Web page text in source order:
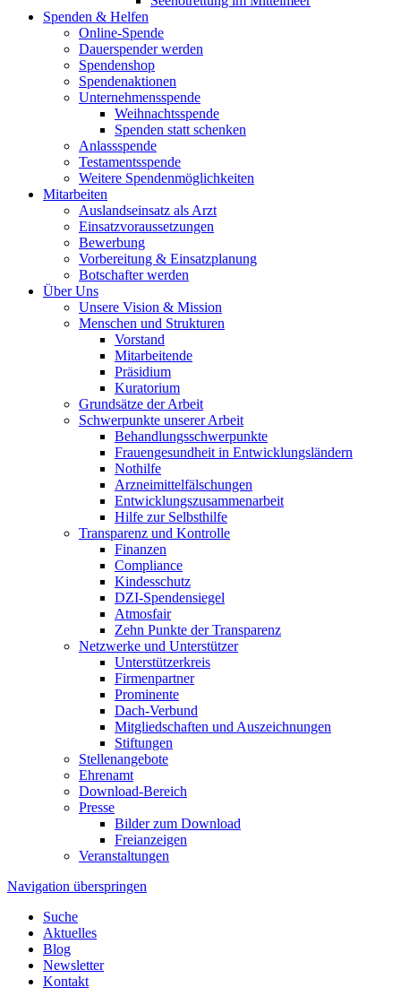
Spenden & Helfen
Online-Spende
Dauerspender werden
Spendenshop
Spendenaktionen
Unternehmens­spende
Weihnachtsspende
Spenden statt schenken
Anlassspende
Testamentsspende
Weitere Spenden­möglichkeiten
Mitarbeiten
Auslandseinsatz als Arzt
Einsatzvoraussetzungen
Bewerbung
Vorbereitung & Einsatzplanung
Botschafter werden
Über Uns
Unsere Vision & Mission
Menschen und Strukturen
Vorstand
Mitarbeitende
Präsidium
Kuratorium
Grundsätze der Arbeit
Schwerpunkte unserer Arbeit
Behandlungs­schwerpunkte
Frauengesundheit in Entwicklungsländern
Nothilfe
Arzneimittel­fälschungen
Entwicklungs­zusammenarbeit
Hilfe zur Selbsthilfe
Transparenz und Kontrolle
Finanzen
Compliance
Kindesschutz
DZI-Spendensiegel
Atmosfair
Zehn Punkte der Transparenz
Netzwerke und Unterstützer
Unterstützerkreis
Firmenpartner
Prominente
Dach-Verbund
Mitgliedschaften und Auszeichnungen
Stiftungen
Stellenangebote
Ehrenamt
Download-Bereich
Presse
Bilder zum Download
Freianzeigen
Veranstaltungen
Navigation überspringen
Suche
Aktuelles
Blog
Newsletter
Kontakt